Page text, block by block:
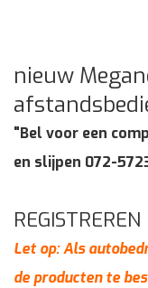
nieuw
"Bel voor een
en slijpen 072-
REGISTREREN
Let op: Als
de producten te